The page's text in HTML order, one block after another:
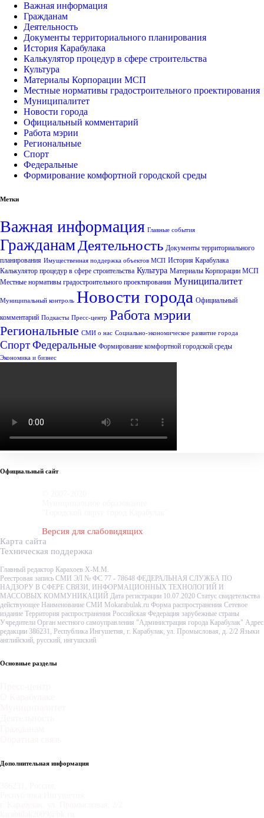
Важная информация
Гражданам
Деятельность
Документы территориального планирования
История Карабулака
Калькулятор процедур в сфере строительства
Культура
Материалы Корпорации МСП
Местные нормативы градостроительного проектирования
Муниципалитет
Новости города
Официальный комментарий
Работа мэрии
Региональные
Спорт
Федеральные
Формирование комфортной городской среды
Метки
Важная информация Главные события
Гражданам Деятельность Документы территориального
планирования Имущественная поддержка объектов МСП История Карабулака
Калькулятор процедур в сфере строительства Культура Материалы Корпорации МСП
Местные нормативы градостроительного проектирования Муниципалитет
Муниципальный контроль Новости города Официальный
комментарий Подкасты Пресс-центр Работа мэрии
Региональные СМИ о нас Социально-экономическое развитие города
СпортФедеральные Формирование комфортной городской среды
Экономика и бизнес
Официальный сайт
Версия для слабовидящих
Карта сайта
Техническая поддержка
Главный редактор Карахоев Х-М.М.
Реестровая запись СМИ ЭЛ № ФС 77 - 78648 ФЕДЕРАЛЬНАЯ СЛУЖБА ПО
НАДЗОРУ В СФЕРЕ СВЯЗИ, ИНФОРМАЦИОННЫХ ТЕХНОЛОГИЙ И
МАССОВЫХ КОММУНИКАЦИЙ Дата регистрации 10.07.2020 Статус свидетельства
действующее Наименование СМИ Mokarabulak.ru Форма распространения Сетевое
издание Территория распространения Российская Федерация зарубежные страны
Учредители Орган местного самоуправления "Администрация города Карабулак" Адрес
редакции 386231, Республика Ингушетия, г. Карабулак, ул. Промысловая, д. 2/2 Языки
английский, русский, ингушский
Основные разделы
Дополнительная информация